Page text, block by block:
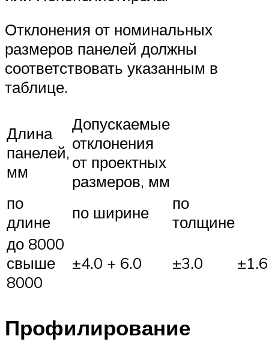
Отклонения от номинальных
размеров панелей должны
соответствовать указанным в
таблице.
Длина
панелей,
мм
Допускаемые
отклонения
от проектных
размеров, мм
по
длине
по ширине
по
толщине
до 8000
свыше
8000
±4.0 + 6.0 ±3.0 ±1.6
Профилирование